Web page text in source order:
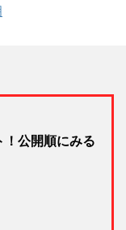
！公開順にみる